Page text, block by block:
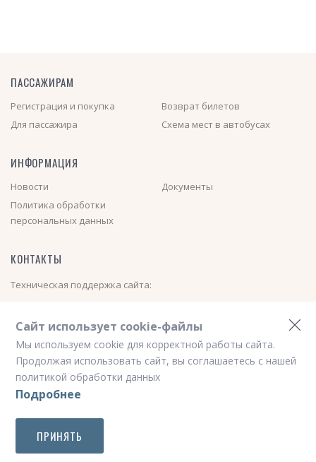
ПАССАЖИРАМ
Регистрация и покупка
Возврат билетов
Для пассажира
Схема мест в автобусах
ИНФОРМАЦИЯ
Новости
Документы
Политика обработки
персональных данных
КОНТАКТЫ
Техническая поддержка сайта:
Электронная почта:nsk_avtovokzal@mail.ru
Новостной телеграм канал https://t.me/nskavtovokzal
Сайт использует cookie-файлы
Мы используем cookie для корректной работы сайта.
Продолжая использовать сайт, вы соглашаетесь с нашей
политикой обработки данных
Подробнее
ПРИНЯТЬ